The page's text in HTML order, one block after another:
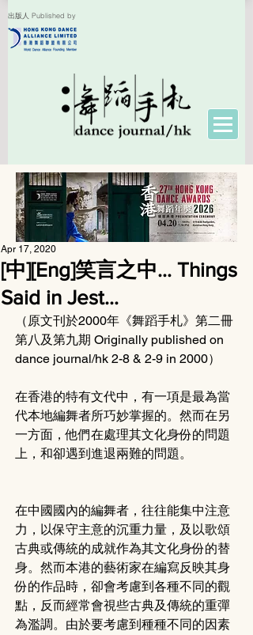
出版人 Published by
[中][Eng]笑言之中… Things
Said in Jest…
Apr 17, 2020
（原文刊於2000年《舞蹈手札》第二冊
第八及第九期 Originally published on
dance journal/hk 2-8 & 2-9 in 2000）
在香港的特有文代中，有一項是最為當
代本地編舞者所巧妙掌握的。然而在另
一方面，他們在處理其文化身份的問題
上，和卻遇到進退兩難的問題。
在中國國內的編舞者，往往能集中注意
力，以保守主意的沉重力量，及以歌頌
古典或傳統的成就作為其文化身份的替
身。然而本港的藝術家在編寫反映其身
份的作品時，卻會考慮到各種不同的觀
點，反而經常會視些古典及傳統的重彈
為濫調。由於要考慮到種種不同的因素